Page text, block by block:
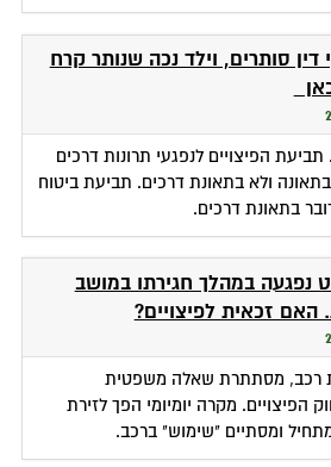
דין סותרים, וילד נכה שנותר קרח
הפיצויים לנפגעי תרונות דרכים
ולא בתאונת דרכים. תביעת ביטוח
בתאונת דרכים.
נפגעה במהלך חגירתו במושב
האם זכאית לפיצויים?
רכב, מסתתרת שאלה משפטית
הפיצויים. מקרה יומיומי הפך לזירת
ומסתיים "שימוש" ברכב.